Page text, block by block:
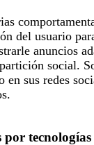
del usuario
anuncios
social.
en sus redes
por